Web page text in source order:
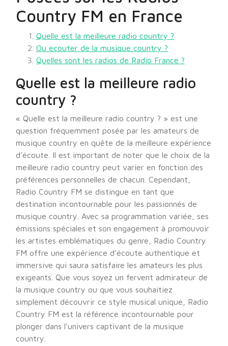
Country FM en France
Quelle est la meilleure radio country ?
Ou ecouter de la musique country ?
Quelles sont les radios de Radio France ?
Quelle est la meilleure radio
country ?
« Quelle est la meilleure radio country ? » est une
question fréquemment posée par les amateurs de
musique country en quête de la meilleure expérience
d’écoute. Il est important de noter que le choix de la
meilleure radio country peut varier en fonction des
préférences personnelles de chacun. Cependant,
Radio Country FM se distingue en tant que
destination incontournable pour les passionnés de
musique country. Avec sa programmation variée, ses
émissions spéciales et son engagement à promouvoir
les artistes emblématiques du genre, Radio Country
FM offre une expérience d’écoute authentique et
immersive qui saura satisfaire les amateurs les plus
exigeants. Que vous soyez un fervent admirateur de
la musique country ou que vous souhaitiez
simplement découvrir ce style musical unique, Radio
Country FM est la référence incontournable pour
plonger dans l’univers captivant de la musique
country.